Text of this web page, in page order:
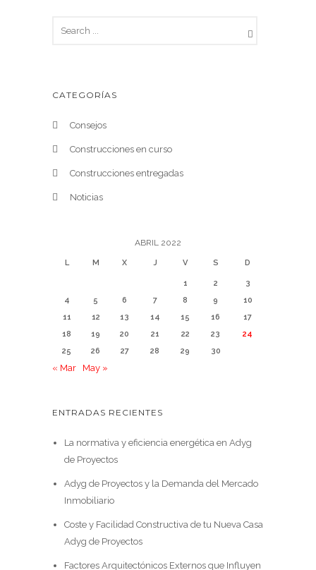
CATEGORÍAS
Consejos
Construcciones en curso
Construcciones entregadas
Noticias
ABRIL 2022
L M X J V S D
1 2
3
4
5 6 7 8 9
10
11
12 13 14 15 16
17
18
19 20 21 22 23
24
25
26 27 28 29 30
« Mar May »
ENTRADAS RECIENTES
La normativa y eficiencia energética en Adyg
de Proyectos
Adyg de Proyectos y la Demanda del Mercado
Inmobiliario
Coste y Facilidad Constructiva de tu Nueva Casa
Adyg de Proyectos
Factores Arquitectónicos Externos que Influyen